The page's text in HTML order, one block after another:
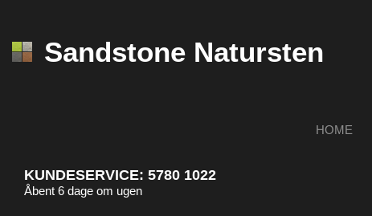
Sandstone Natursten
HOME
KUNDESERVICE: 5780 1022
Åbent 6 dage om ugen
OM ‘FREGNER’ PÅ STEN,